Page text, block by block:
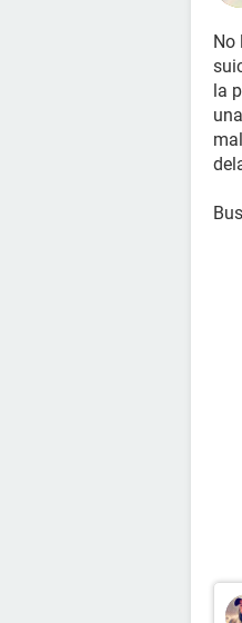
No
la